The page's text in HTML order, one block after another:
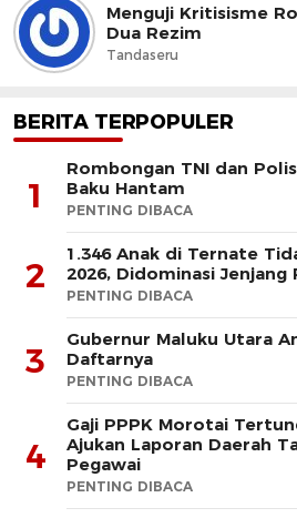
Menguji Kritisisme
Dua Rezim
Tandaseru
BERITA TERPOPULER
1
Rombongan TNI dan
Baku Hantam
PENTING DIBACA
2
1.346 Anak di Ternate
2026, Didominasi Jenjang
PENTING DIBACA
3
Gubernur Maluku Utara
Daftarnya
PENTING DIBACA
4
Gaji PPPK Morotai
Ajukan Laporan Daerah
Pegawai
PENTING DIBACA